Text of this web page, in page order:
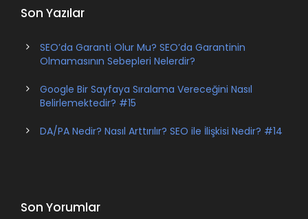
Son Yazılar
SEO’da Garanti Olur Mu? SEO’da Garantinin
Olmamasının Sebepleri Nelerdir?
Google Bir Sayfaya Sıralama Vereceğini Nasıl
Belirlemektedir? #15
DA/PA Nedir? Nasıl Arttırılır? SEO ile İlişkisi Nedir? #14
Son Yorumlar